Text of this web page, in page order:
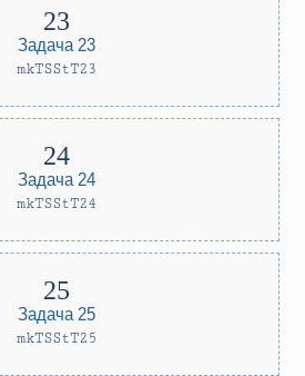
Задача 23
mkTSStT23
Задача 24
mkTSStT24
Задача 25
mkTSStT25